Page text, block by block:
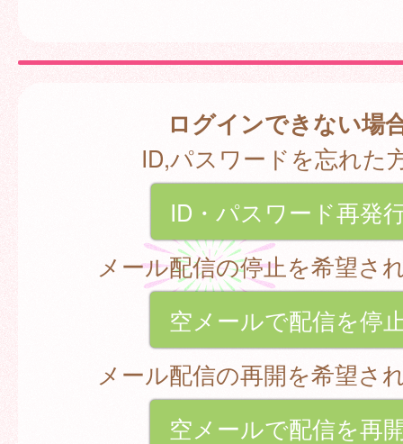
ログインできない場
ID,パスワードを忘れた
ID・パスワード再発
メール配信の停止を希望さ
空メールで配信を停
メール配信の再開を希望さ
空メールで配信を再